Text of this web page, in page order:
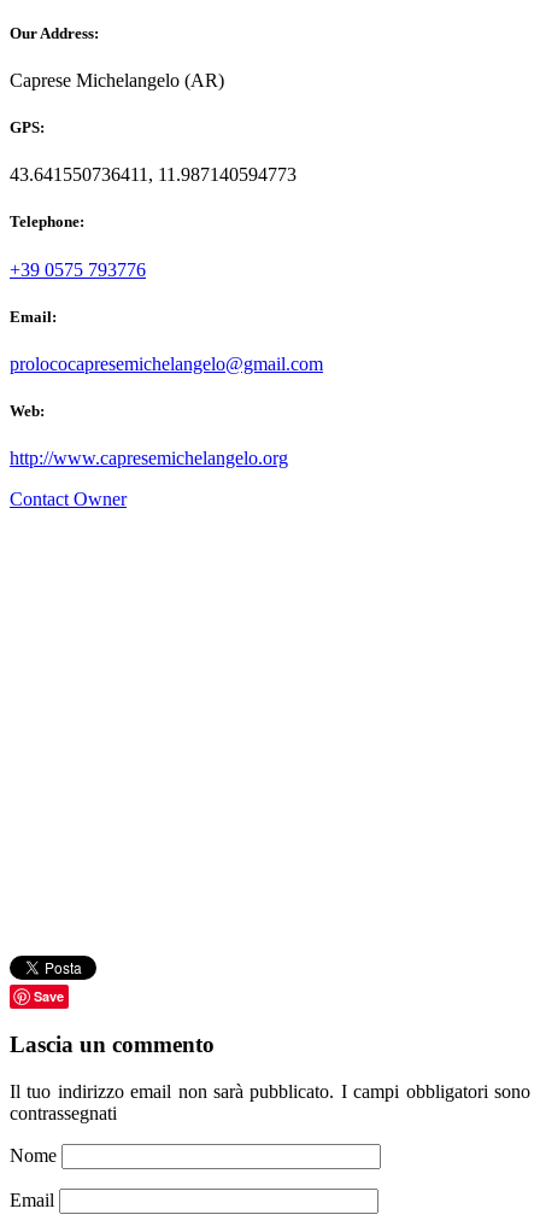
Our Address:
Caprese Michelangelo (AR)
GPS:
43.641550736411, 11.987140594773
Telephone:
+39 0575 793776
Email:
prolococapresemichelangelo@gmail.com
Web:
http://www.capresemichelangelo.org
Contact Owner
Save
Lascia un commento
Il tuo indirizzo email non sarà pubblicato. I campi obbligatori sono
contrassegnati
Nome
Email